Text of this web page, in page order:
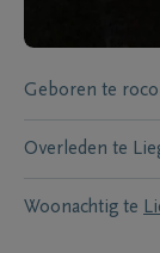
Geboren te
Overleden te
Woonachtig te